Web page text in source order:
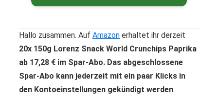
Hallo zusammen. Auf Amazon erhaltet ihr derzeit
20x 150g Lorenz Snack World Crunchips Paprika
ab 17,28 € im Spar-Abo. Das abgeschlossene
Spar-Abo kann jederzeit mit ein paar Klicks in
den Kontoeinstellungen gekündigt werden.